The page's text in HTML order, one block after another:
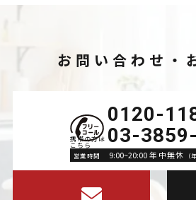
お問い合わせ・
0120-
03-
営業時間 9:00~20:00 年中無休 （